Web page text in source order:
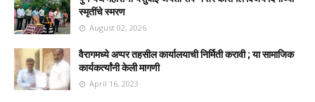
स्मृतींचे स्मरण
August 02, 2026
वैरागमध्ये अप्पर तहसील कार्यालयाची निर्मिती करावी ; या सामाजिक
कार्यकर्त्यांनी केली मागणी
April 16, 2023